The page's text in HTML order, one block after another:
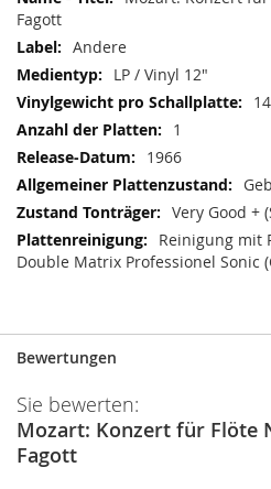
Fagott
Andere
LP / Vinyl 12"
1
1966
Very Good +
Reinigung mit
Double Matrix Professionel Sonic
Bewertungen
Sie bewerten:
Mozart: Konzert für Flöte
Fagott